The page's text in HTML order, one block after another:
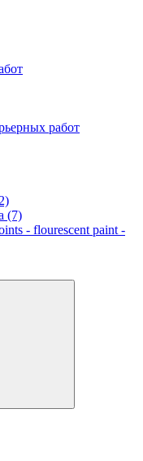
работ
(7)
- flourescent paint -